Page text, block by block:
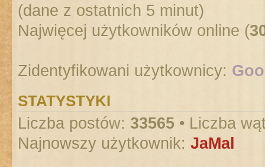
(dane z ostatnich 5 minut)
Najwięcej użytkowników online (
Zidentyfikowani użytkownicy:
STATYSTYKI
Liczba postów: 33565 • Liczba
Najnowszy użytkownik: JaMal